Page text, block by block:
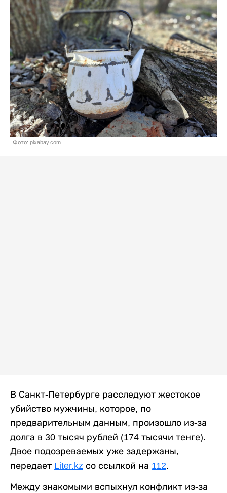
Фото: pixabay.com
В Санкт-Петербурге расследуют жестокое
убийство мужчины, которое, по
предварительным данным, произошло из-за
долга в 30 тысяч рублей (174 тысячи тенге).
Двое подозреваемых уже задержаны,
передает Liter.kz со ссылкой на 112.
Между знакомыми вспыхнул конфликт из-за